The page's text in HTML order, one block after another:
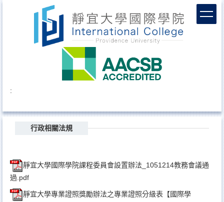
:
行政相關法規
靜宜大學國際學院課程委員會設置辦法_1051214教務會議通
過.pdf
靜宜大學專業證照獎勵辦法之專業證照分級表【國際學